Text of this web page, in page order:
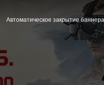
Автоматическое закрытие